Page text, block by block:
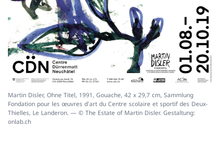
Martin Disler, Ohne Titel, 1991, Gouache, 42 x 29,7 cm, Sammlung
Fondation pour les œuvres d'art du Centre scolaire et sportif des Deux-
Thielles, Le Landeron. — © The Estate of Martin Disler. Gestaltung:
onlab.ch